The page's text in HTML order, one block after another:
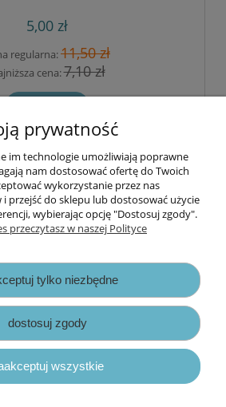
5,00 zł
regularna:11,50 zł
cena:7,10 zł
Informacje
i koszty dostawy
Zapisy prawne
prywatność
im technologie umożliwiają poprawne
nam dostosować ofertę do Twoich
wykorzystanie przez nas
przejść do sklepu lub dostosować użycie
wybierając opcję "Dostosuj zgody".
przeczytasz w naszej Polityce
tylko niezbędne
dostosuj zgody
wszystkie